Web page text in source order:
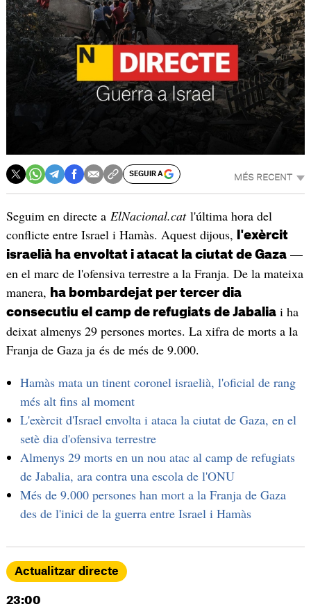
SEGUIR A MÉS RECENT
Seguim en directe a ElNacional.catl'última hora del
conflicte entre Israel i Hamàs. Aquest dijous,
l'exèrcit
israelià ha envoltat i atacat la ciutat de Gaza—
en el marc de l'ofensiva terrestre a la Franja. De la mateixa
manera, ha bombardejat per tercer dia
consecutiu el camp de refugiats de Jabaliai ha
deixat almenys 29 persones mortes. La xifra de morts a la
Franja de Gaza ja és de més de 9.000.
Hamàs mata un tinent coronel israelià, l'oficial de rang
més alt fins al moment
L'exèrcit d'Israel envolta i ataca la ciutat de Gaza, en el
setè dia d'ofensiva terrestre
Almenys 29 morts en un nou atac al camp de refugiats
de Jabalia, ara contra una escola de l'ONU
Més de 9.000 persones han mort a la Franja de Gaza
des de l'inici de la guerra entre Israel i Hamàs
Actualitzar directe
23:00